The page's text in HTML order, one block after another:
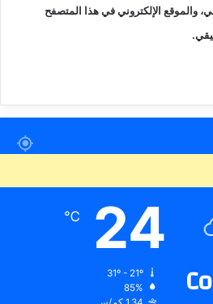
والموقع الإلكتروني في هذا المتصفح
24
℃
85%